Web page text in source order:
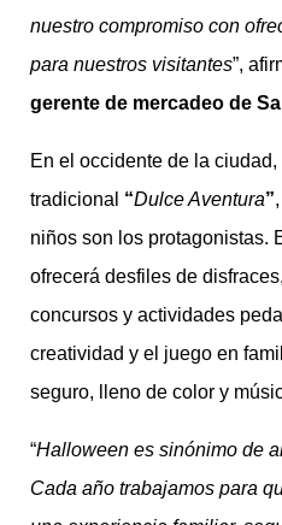
nuestro compromiso con
para nuestros visitantes”,
gerente de mercadeo de
En el occidente de la ciudad,
tradicional “Dulce Aventura”
niños son los protagonistas.
ofrecerá desfiles de
concursos y actividades
creatividad y el juego en
seguro, lleno de color y
“Halloween es sinónimo de
Cada año trabajamos para